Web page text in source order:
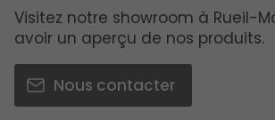
Visitez notre showroom à Rueil-
avoir un aperçu de nos produits.
Nous contacter